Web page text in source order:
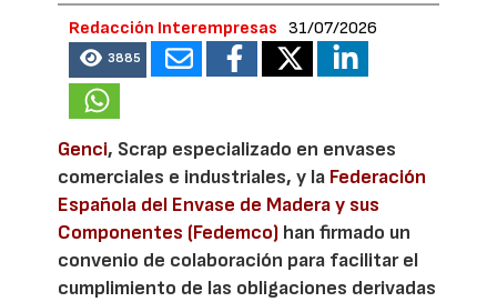
Redacción Interempresas 31/07/2026
3885
Genci, Scrap especializado en envases
comerciales e industriales, y la Federación
Española del Envase de Madera y sus
Componentes (Fedemco) han firmado un
convenio de colaboración para facilitar el
cumplimiento de las obligaciones derivadas